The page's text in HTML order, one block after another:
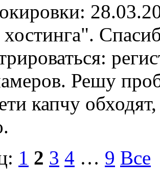
хостинга".
Решу
капчу
1 2 3 4 … 9 Все